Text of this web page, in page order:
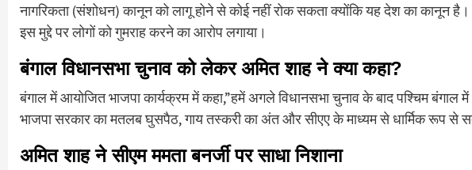
नागरिकता (संशोधन) कानून को लागू होने से कोई नहीं रोक सकता क्योंकि यह देश का कानून है।
इस मुद्दे पर लोगों को गुमराह करने का आरोप लगाया।
बंगाल विधानसभा चुनाव को लेकर अमित शाह ने क्या कहा?
बंगाल में आयोजित भाजपा कार्यक्रम में कहा,”हमें अगले विधानसभा चुनाव के बाद पश्चिम बंगाल
भाजपा सरकार का मतलब घुसपैठ, गाय तस्करी का अंत और सीएए के माध्यम से धार्मिक रूप से
अमित शाह ने सीएम ममता बनर्जी पर साधा निशाना